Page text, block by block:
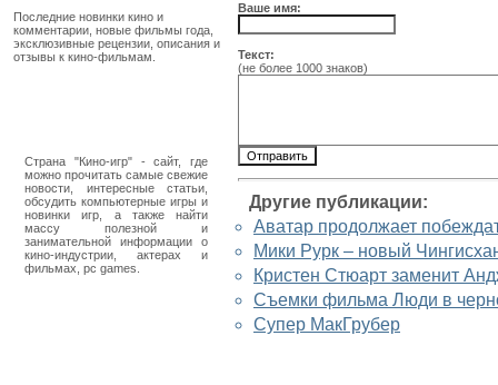
Последние новинки кино и
комментарии, новые фильмы года,
эксклюзивные рецензии, описания и
отзывы к кино-фильмам.
Страна "Кино-игр" - сайт, где
можно прочитать самые свежие
новости, интересные статьи,
обсудить компьютерные игры и
новинки игр, а также найти
массу полезной и
занимательной информации о
кино-индустрии, актерах и
фильмах, pc games.
Ваше имя:
Текст:
(не более 1000 знаков)
Другие публикации:
Аватар продолжает
Мики Рурк – новый
Кристен Стюарт заменит
Съемки фильма Люди в
Супер МакГрубер